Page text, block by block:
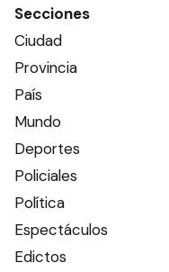
Secciones
Ciudad
Provincia
País
Mundo
Deportes
Policiales
Política
Espectáculos
Edictos